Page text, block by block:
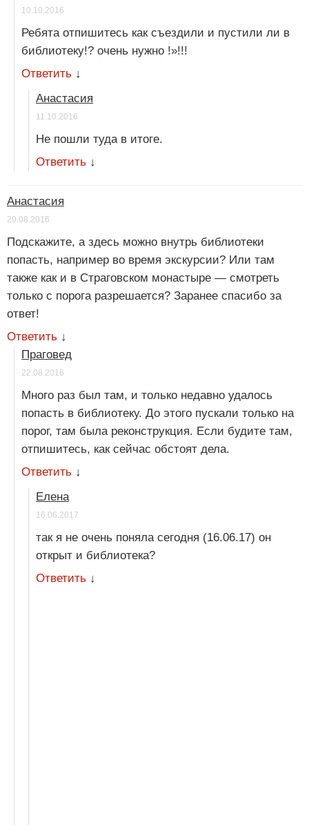
10.10.2016
Ребята отпишитесь как съездили и пустили ли в
библиотеку!? очень нужно !»!!!
Ответить ↓
Анастасия
11.10.2016
Не пошли туда в итоге.
Ответить ↓
Анастасия
20.08.2016
Подскажите, а здесь можно внутрь библиотеки
попасть, например во время экскурсии? Или там
также как и в Страговском монастыре — смотреть
только с порога разрешается? Заранее спасибо за
ответ!
Ответить ↓
Праговед
22.08.2016
Много раз был там, и только недавно удалось
попасть в библиотеку. До этого пускали только на
порог, там была реконструкция. Если будите там,
отпишитесь, как сейчас обстоят дела.
Ответить ↓
Елена
16.06.2017
так я не очень поняла сегодня (16.06.17) он
открыт и библиотека?
Ответить ↓